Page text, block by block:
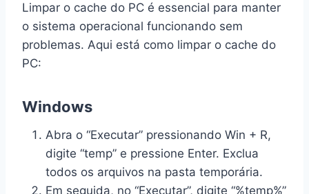
Limpar o cache do PC é essencial para manter
o sistema operacional funcionando sem
problemas. Aqui está como limpar o cache do
PC:
Windows
Abra o “Executar” pressionando Win + R,
digite “temp” e pressione Enter. Exclua
todos os arquivos na pasta temporária.
Em seguida, no “Executar”, digite “%temp%”